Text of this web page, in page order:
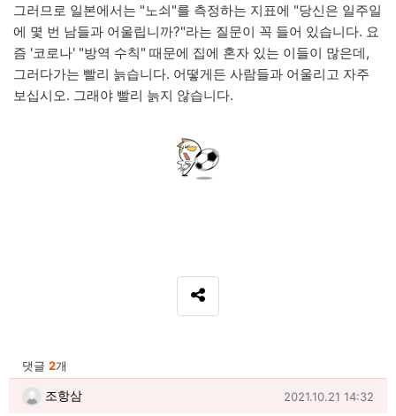
그러므로 일본에서는 "노쇠"를 측정하는 지표에 "당신은 일주일
에 몇 번 남들과 어울립니까?"라는 질문이 꼭 들어 있습니다. 요
즘 '코로나' "방역 수칙" 때문에 집에 혼자 있는 이들이 많은데,
그러다가는 빨리 늙습니다. 어떻게든 사람들과 어울리고 자주
보십시오. 그래야 빨리 늙지 않습니다.
SNS 공유
댓글 2개
조항삼님의 댓글
조항삼 작성일
2021.10.21 14:32